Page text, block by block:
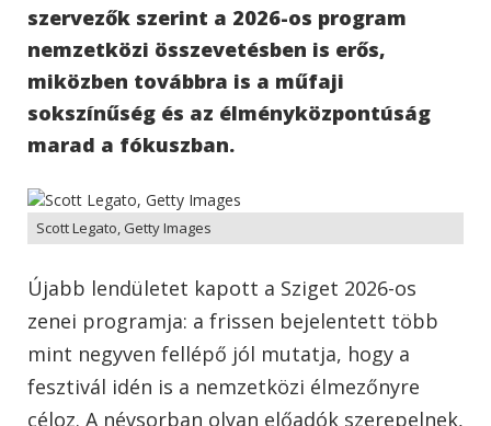
szervezők szerint a 2026-os program
nemzetközi összevetésben is erős,
miközben továbbra is a műfaji
sokszínűség és az élményközpontúság
marad a fókuszban.
Scott Legato, Getty Images
Újabb lendületet kapott a Sziget 2026-os
zenei programja: a frissen bejelentett több
mint negyven fellépő jól mutatja, hogy a
fesztivál idén is a nemzetközi élmezőnyre
céloz. A névsorban olyan előadók szerepelnek,